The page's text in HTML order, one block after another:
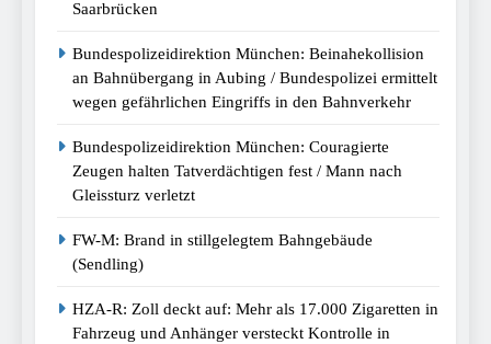
Saarbrücken
Bundespolizeidirektion München: Beinahekollision
an Bahnübergang in Aubing / Bundespolizei ermittelt
wegen gefährlichen Eingriffs in den Bahnverkehr
Bundespolizeidirektion München: Couragierte
Zeugen halten Tatverdächtigen fest / Mann nach
Gleissturz verletzt
FW-M: Brand in stillgelegtem Bahngebäude
(Sendling)
HZA-R: Zoll deckt auf: Mehr als 17.000 Zigaretten in
Fahrzeug und Anhänger versteckt Kontrolle in